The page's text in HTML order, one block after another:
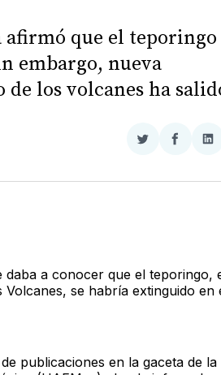
afirmó que el teporingo
embargo, nueva
los volcanes ha
Compartir
Twitter
a conocer que el teporingo,
se habría extinguido en
publicaciones en la gaceta de la